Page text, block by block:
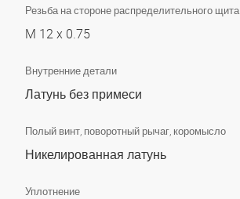
Резьба на стороне распределительного щита
M 12 x 0.75
Внутренние детали
Латунь без примеси
Полый винт, поворотный рычаг, коромысло
Никелированная латунь
Уплотнение